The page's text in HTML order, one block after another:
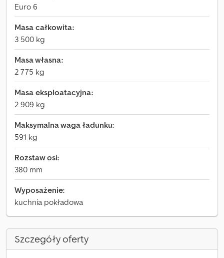
Euro 6
Masa całkowita:
3 500 kg
Masa własna:
2 775 kg
Masa eksploatacyjna:
2 909 kg
Maksymalna waga ładunku:
591 kg
Rozstaw osi:
380 mm
Wyposażenie:
kuchnia pokładowa
Szczegóły oferty